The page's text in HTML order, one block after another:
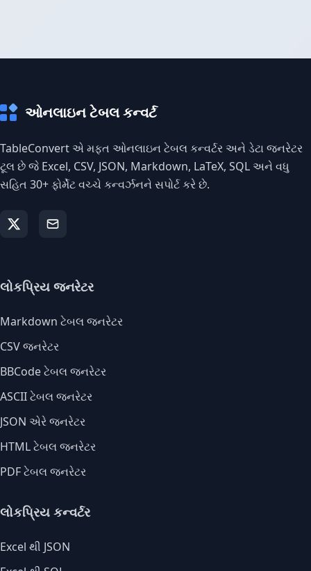
ઓનલાઇન ટેબલ કન્વર્ટ
TableConvert એ મફત ઓનલાઇન ટેબલ કન્વર્ટર અને ડેટા જનરેટર
ટૂલ છે જે Excel, CSV, JSON, Markdown, LaTeX, SQL અને વધુ
સહિત 30+ ફોર્મેટ વચ્ચે કન્વર્ઝનને સપોર્ટ કરે છે.
લોકપ્રિય જનરેટર
Markdown ટેબલ જનરેટર
CSV જનરેટર
BBCode ટેબલ જનરેટર
ASCII ટેબલ જનરેટર
JSON એરે જનરેટર
HTML ટેબલ જનરેટર
PDF ટેબલ જનરેટર
લોકપ્રિય કન્વર્ટર
Excel થી JSON